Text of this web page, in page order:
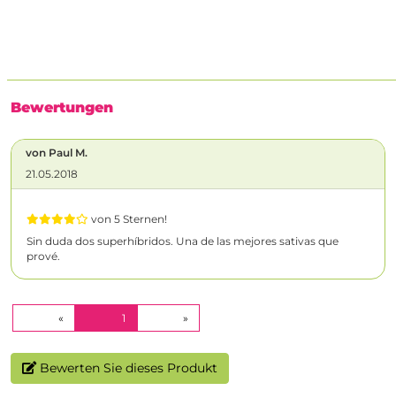
Bewertungen
von Paul M.
21.05.2018
von 5 Sternen!
Sin duda dos superhíbridos. Una de las mejores sativas que
prové.
« 1 (CURRENT)»
Bewerten Sie dieses Produkt